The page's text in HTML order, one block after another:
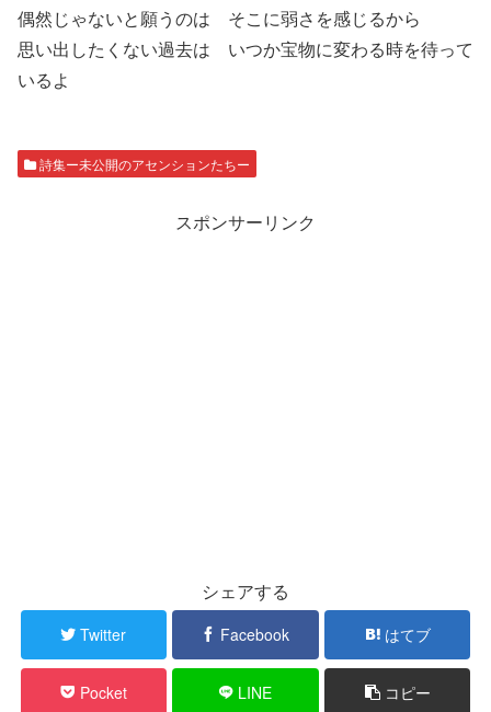
偶然じゃないと願うのは そこに弱さを感じるから
思い出したくない過去は いつか宝物に変わる時を待って
いるよ
詩集ー未公開のアセンションたちー
スポンサーリンク
シェアする
Twitter Facebook はてブ
Pocket LINE コピー